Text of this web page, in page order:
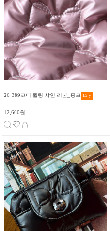
26-389코디 퀼팅 샤인 리본_핑크 1/2 y
12,600원